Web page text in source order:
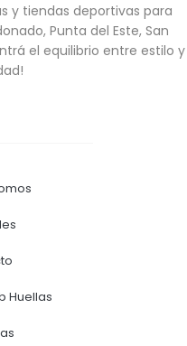
y tiendas deportivas para
Punta del Este, San
el equilibrio entre estilo y
Huellas